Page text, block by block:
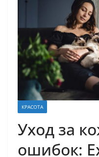
КРАСОТА
Уход за
ошибок: